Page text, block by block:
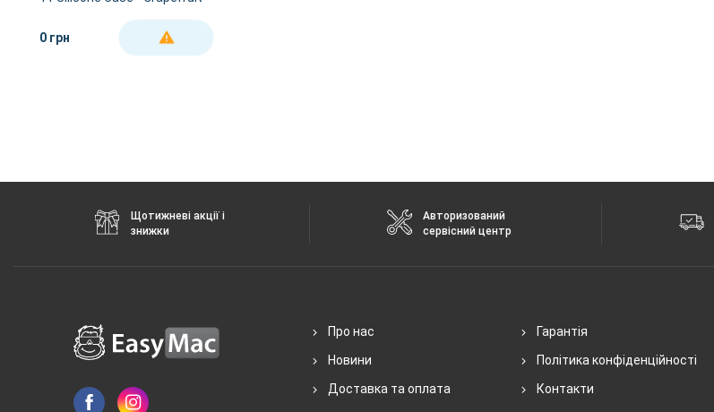
0 грн
ДЕТАЛЬНІШЕ
Щотижневі акції і
знижки
Авторизований
сервісний центр
Про нас
Новини
Доставка та оплата
Гарантія
Політика конфіденційності
Контакти